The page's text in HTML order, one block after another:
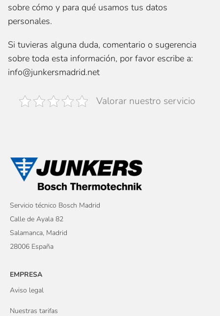
sobre cómo y para qué usamos tus datos
personales.
Si tuvieras alguna duda, comentario o sugerencia
sobre toda esta información, por favor escribe a:
info@junkersmadrid.net
Valorar nuestro servicio
Servicio técnico Bosch Madrid
Calle de Ayala 82
Salamanca, Madrid
28006 España
EMPRESA
Aviso legal
Nuestras tarifas